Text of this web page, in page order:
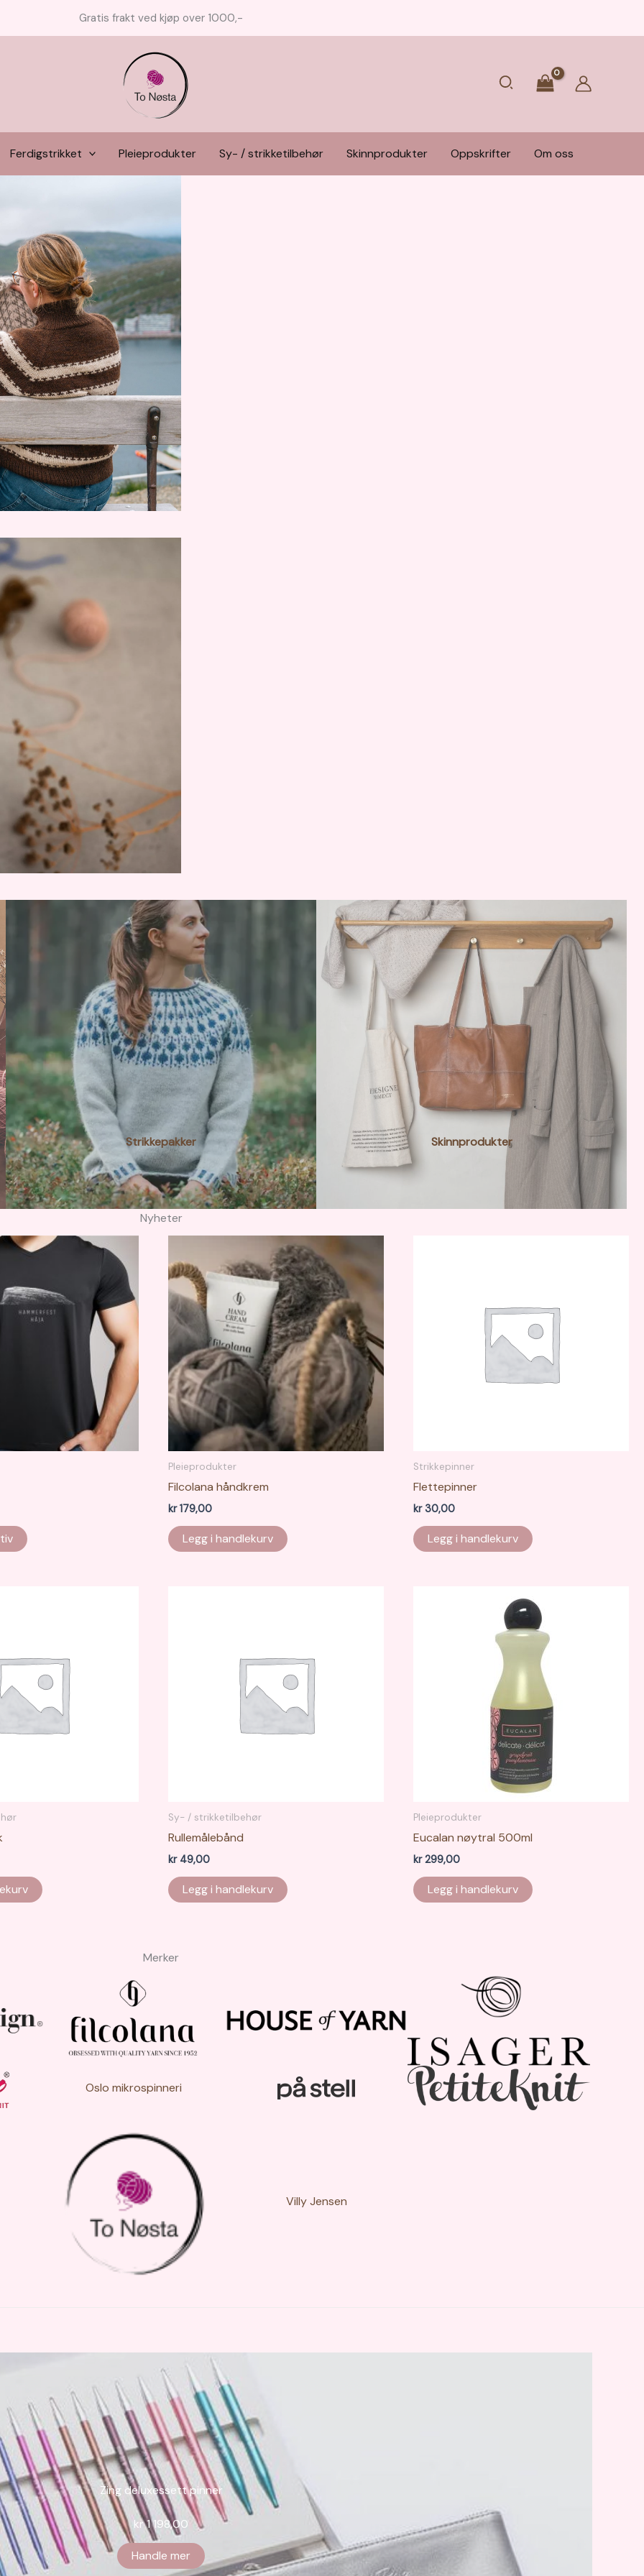
Gratis frakt ved kjøp over 1000,-
Søk
Ferdigstrikket Pleieprodukter Sy- / strikketilbehør Skinnprodukter Oppskrifter Om oss
Strikkepakker Skinnprodukter
Nyheter
produktet
velges
på
produktsiden
Pleieprodukter
Filcolana håndkrem
kr179,00
Legg i handlekurv
Strikkepinner
Flettepinner
kr30,00
Legg i handlekurv
Sy- / strikketilbehør
Rullemålebånd
kr49,00
Legg i handlekurv
Pleieprodukter
Eucalan nøytral 500ml
kr299,00
Legg i handlekurv
Merker
Oslo mikrospinneri
Villy Jensen
Zing deluxessett pinner
kr1 198,00
Handle mer